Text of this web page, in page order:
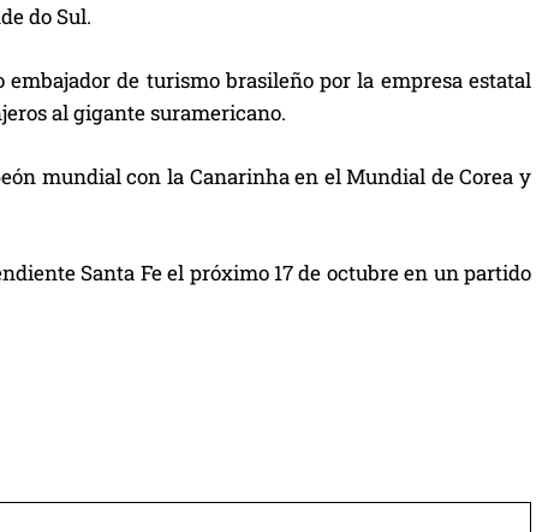
do Sul.
embajador de turismo brasileño por la empresa estatal
al gigante suramericano.
mundial con la Canarinha en el Mundial de Corea y
Santa Fe el próximo 17 de octubre en un partido